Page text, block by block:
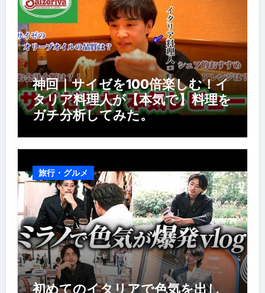
神回｜サイゼを100倍楽しむ！イ
タリア料理人が【本気で】料理を
ガチ分析してみた。
旅行・グルメ
初めてのイタリアで色気を出し